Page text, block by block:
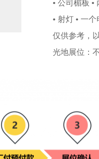
• 公司楣板 •
• 射灯 • 一个
仅供参考，
光地展位：